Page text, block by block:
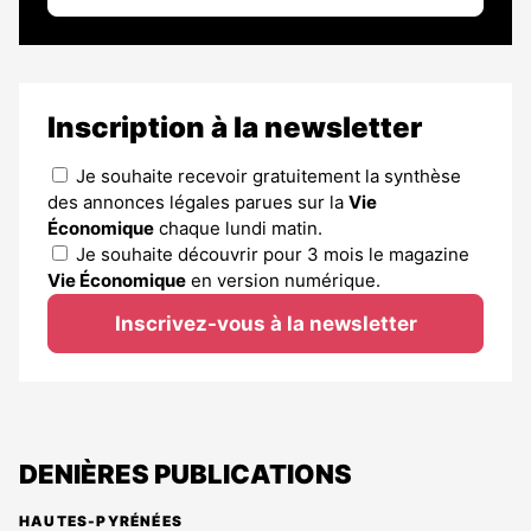
Inscription à la newsletter
Je souhaite recevoir gratuitement la synthèse
des annonces légales parues sur la Vie
Économique chaque lundi matin.
Je souhaite découvrir pour 3 mois le magazine
Vie Économique en version numérique.
Inscrivez-vous à la newsletter
DENIÈRES PUBLICATIONS
HAUTES-PYRÉNÉES